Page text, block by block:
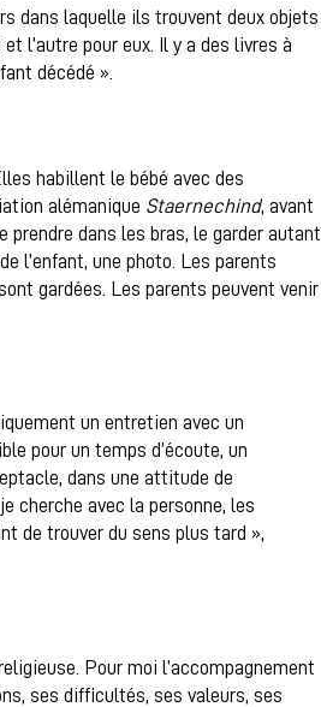
dans laquelle ils trouvent deux objets
l’autre pour eux. Il y a des livres à
décédé ».
habillent le bébé avec des
alémanique Staernechind, avant
prendre dans les bras, le garder autant
l’enfant, une photo. Les parents
gardées. Les parents peuvent venir
un entretien avec un
pour un temps d’écoute, un
dans une attitude de
cherche avec la personne, les
de trouver du sens plus tard »,
Pour moi l’accompagnement
ses difficultés, ses valeurs, ses